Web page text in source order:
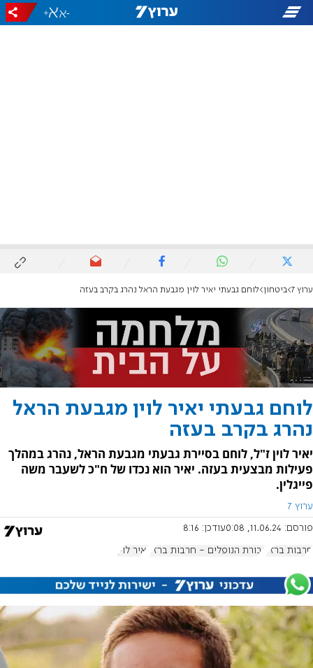
-
+
ערוץ 7 ביטחון לוחם גבעתי יאיר לוין מגבעת הראל נהרג בקרב בעזה
לוחם גבעתי יאיר לוין מגבעת הראל
נהרג בקרב בעזה
יאיר לוין ז"ל, לוחם בסיירת גבעתי מגבעת הראל, נהרג במהלך
פעילות מבצעית בעזה. יאיר הוא נכדו של ח"כ לשעבר משה
פייגלין.
ערוץ 7
פורסם: 11.06.24, 0:08 עודכן: 8:16
חרבות ברזל גבורת הנופלים - חרבות ברזל יאיר לוין